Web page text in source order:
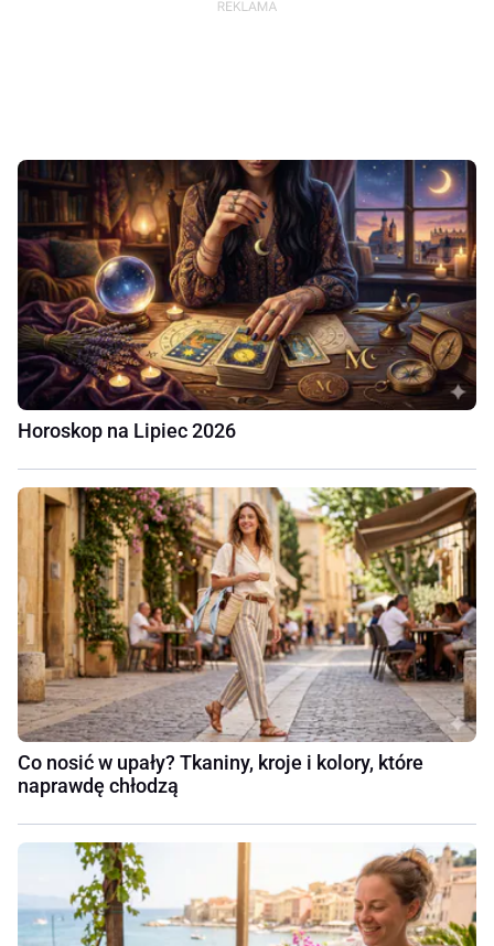
Horoskop na Lipiec 2026
Co nosić w upały? Tkaniny, kroje i kolory, które
naprawdę chłodzą